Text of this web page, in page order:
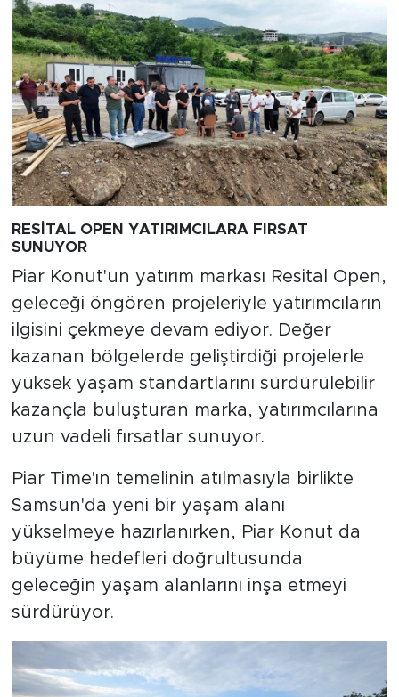
RESİTAL OPEN YATIRIMCILARA FIRSAT
SUNUYOR
Piar Konut'un yatırım markası Resital Open,
geleceği öngören projeleriyle yatırımcıların
ilgisini çekmeye devam ediyor. Değer
kazanan bölgelerde geliştirdiği projelerle
yüksek yaşam standartlarını sürdürülebilir
kazançla buluşturan marka, yatırımcılarına
uzun vadeli fırsatlar sunuyor.
Piar Time'ın temelinin atılmasıyla birlikte
Samsun'da yeni bir yaşam alanı
yükselmeye hazırlanırken, Piar Konut da
büyüme hedefleri doğrultusunda
geleceğin yaşam alanlarını inşa etmeyi
sürdürüyor.